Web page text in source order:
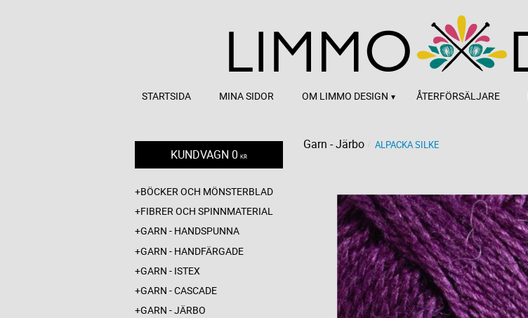
STARTSIDA MINA SIDOR OM LIMMO DESIGN ÅTERFÖRSÄLJARE
Garn - Järbo ALPACKA SILKE
KUNDVAGN 0 KR
BÖCKER OCH MÖNSTERBLAD
FIBRER OCH SPINNMATERIAL
GARN - HANDSPUNNA
GARN - HANDFÄRGADE
GARN - ISTEX
GARN - CASCADE
GARN - JÄRBO